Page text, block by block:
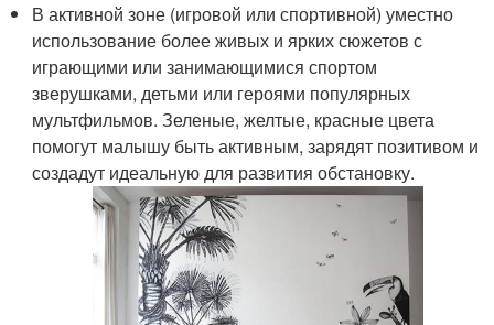
В активной зоне (игровой или спортивной) уместно
использование более живых и ярких сюжетов с
играющими или занимающимися спортом
зверушками, детьми или героями популярных
мультфильмов. Зеленые, желтые, красные цвета
помогут малышу быть активным, зарядят позитивом и
создадут идеальную для развития обстановку.